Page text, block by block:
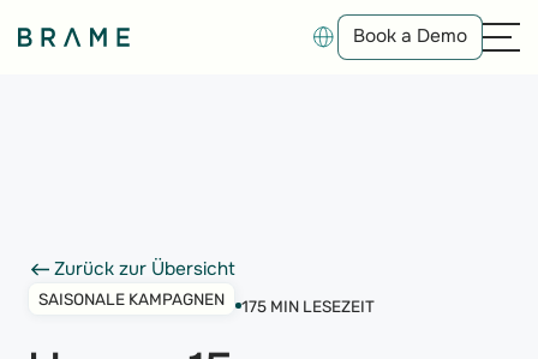
Book a Demo
Book a Demo
Zurück zur Übersicht
Zurück zur Übersicht
SAISONALE KAMPAGNEN 175 MIN LESEZEIT